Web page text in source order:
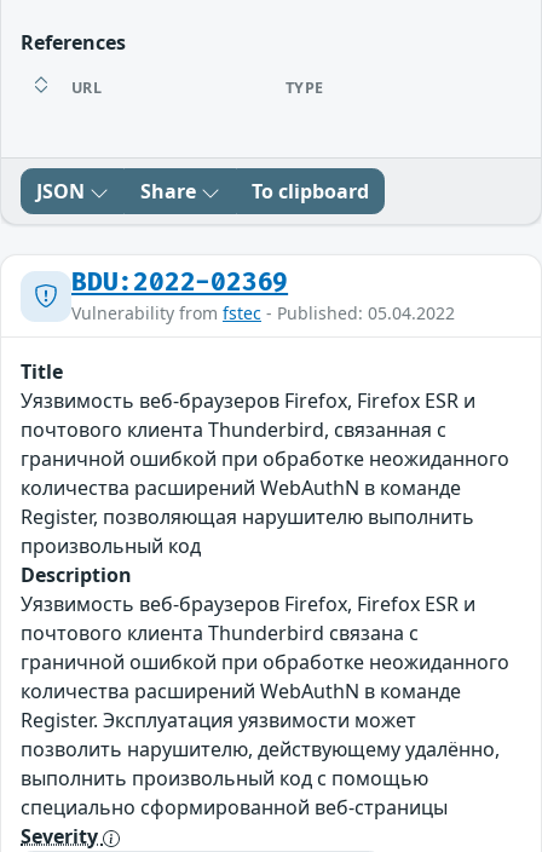
References
URL TYPE
JSON Share To clipboard
BDU:2022-02369
Vulnerability from fstec - Published: 05.04.2022
Title
Уязвимость веб-браузеров Firefox, Firefox ESR и
почтового клиента Thunderbird, связанная с
граничной ошибкой при обработке неожиданного
количества расширений WebAuthN в команде
Register, позволяющая нарушителю выполнить
произвольный код
Description
Уязвимость веб-браузеров Firefox, Firefox ESR и
почтового клиента Thunderbird связана с
граничной ошибкой при обработке неожиданного
количества расширений WebAuthN в команде
Register. Эксплуатация уязвимости может
позволить нарушителю, действующему удалённо,
выполнить произвольный код с помощью
специально сформированной веб-страницы
Severity